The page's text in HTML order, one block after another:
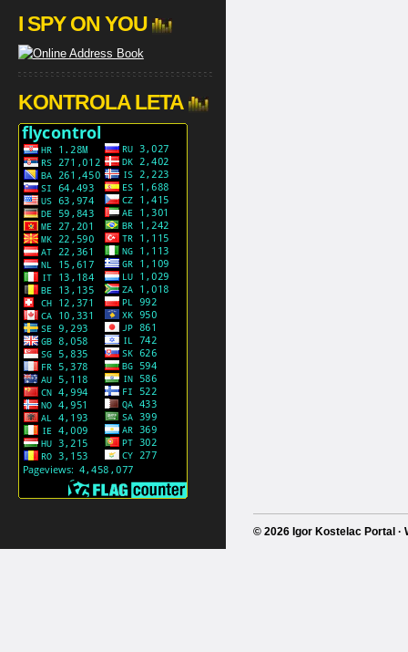
I SPY ON YOU
KONTROLA LETA
© 2026 Igor Kostelac Portal